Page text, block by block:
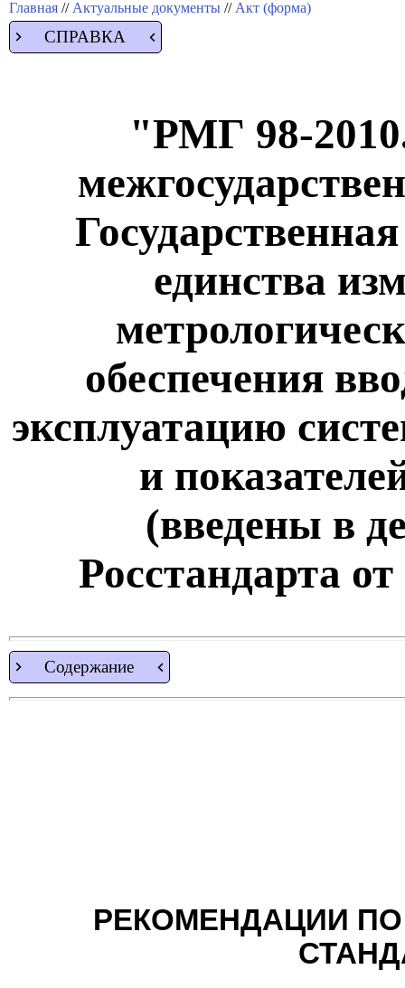
Главная // Актуальные документы // Акт (форма)
СПРАВКА
"РМГ 98-
единства
обеспечения
эксплуатацию
и
(введены в
Росстандарта
Содержание
РЕКОМЕНДАЦИИ